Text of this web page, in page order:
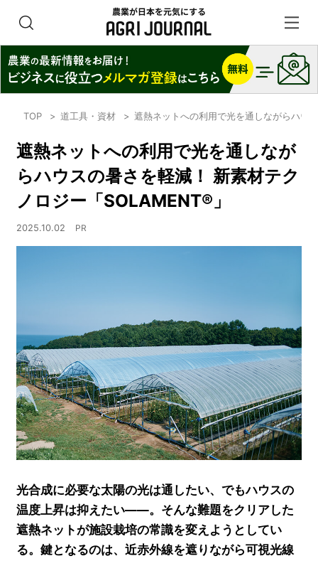
TOP 道工具・資材 遮熱ネットへの利用で光を通しながらハウ
遮熱ネットへの利用で光を通しなが
らハウスの暑さを軽減！ 新素材テク
ノロジー「SOLAMENT®」
2025.10.02 PR
光合成に必要な太陽の光は通したい、でもハウスの
温度上昇は抑えたい――。そんな難題をクリアした
遮熱ネットが施設栽培の常識を変えようとしてい
る。鍵となるのは、近赤外線を遮りながら可視光線